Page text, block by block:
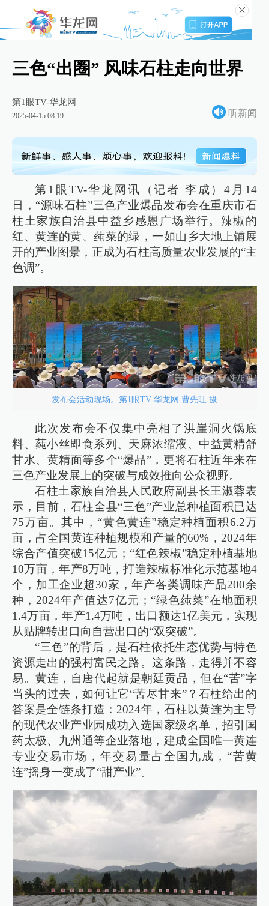
三色“出圈” 风味石柱走向世界
第1眼TV-华龙网
2025-04-15 08:19 听新闻
第1眼TV-华龙网讯（记者 李成）4月14
日，“源味石柱”三色产业爆品发布会在重庆市石
柱土家族自治县中益乡感恩广场举行。辣椒的
红、黄连的黄、莼菜的绿，一如山乡大地上铺展
开的产业图景，正成为石柱高质量农业发展的“主
色调”。
发布会活动现场。第1眼TV-华龙网 曹先旺 摄
此次发布会不仅集中亮相了洪崖洞火锅底
料、莼小丝即食系列、天麻浓缩液、中益黄精舒
甘水、黄精面等多个“爆品”，更将石柱近年来在
三色产业发展上的突破与成效推向公众视野。
石柱土家族自治县人民政府副县长王淑蓉表
示，目前，石柱全县“三色”产业总种植面积已达
75万亩。其中，“黄色黄连”稳定种植面积6.2万
亩，占全国黄连种植规模和产量的60%，2024年
综合产值突破15亿元；“红色辣椒”稳定种植基地
10万亩，年产8万吨，打造辣椒标准化示范基地4
个，加工企业超30家，年产各类调味产品200余
种，2024年产值达7亿元；“绿色莼菜”在地面积
1.4万亩，年产1.4万吨，出口额达1亿美元，实现
从贴牌转出口向自营出口的“双突破”。
“三色”的背后，是石柱依托生态优势与特色
资源走出的强村富民之路。这条路，走得并不容
易。黄连，自唐代起就是朝廷贡品，但在“苦”字
当头的过去，如何让它“苦尽甘来”？石柱给出的
答案是全链条打造：2024年，石柱以黄连为主导
的现代农业产业园成功入选国家级名单，招引国
药太极、九州通等企业落地，建成全国唯一黄连
专业交易市场，年交易量占全国九成，“苦黄
连”摇身一变成了“甜产业”。